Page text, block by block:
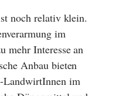
noch relativ klein.
im
mehr Interesse an
Anbau bieten
im